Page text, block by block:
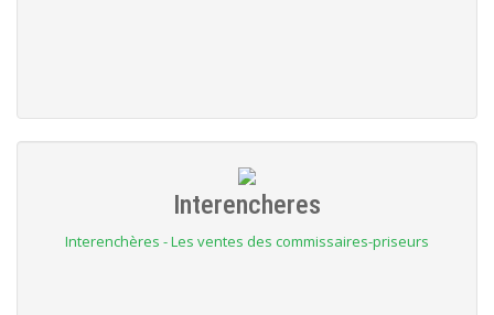
Interencheres
Interenchères - Les ventes des commissaires-priseurs